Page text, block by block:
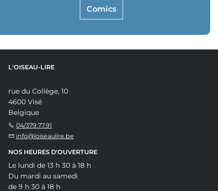
Comics
L'OISEAU-LIRE
rue du Collège, 10
4600 Visé
Belgique
04/379.77.91
info@loiseaulire.be
NOS HEURES D'OUVERTURE
Le lundi de 13 h 30 à 18 h
Du mardi au samedi
de 9 h 30 à 18 h